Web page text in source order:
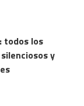
todos los
y